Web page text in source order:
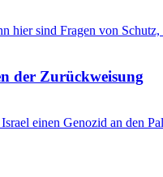
hier sind Fragen von
der Zurückweisung
einen Genozid an den